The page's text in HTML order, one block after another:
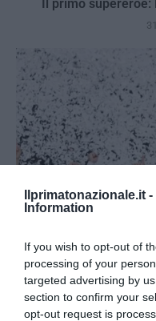
Ilprimatonazionale.it -
Information
If you wish to opt-out of
processing of your
targeted advertising by
section to confirm your
opt-out request is
Il primo supereroe:
Berlino 2006, una